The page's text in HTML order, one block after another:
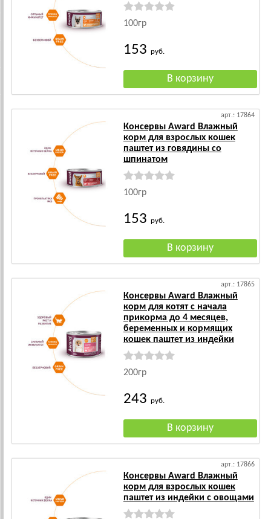
100гр
153 руб.
арт.: 17864
Консервы Award Влажный
корм для взрослых кошек
паштет из говядины со
шпинатом
100гр
153 руб.
арт.: 17865
Консервы Award Влажный
корм для котят с начала
прикорма до 4 месяцев,
беременных и кормящих
кошек паштет из индейки
200гр
243 руб.
арт.: 17866
Консервы Award Влажный
корм для взрослых кошек
паштет из индейки с овощами